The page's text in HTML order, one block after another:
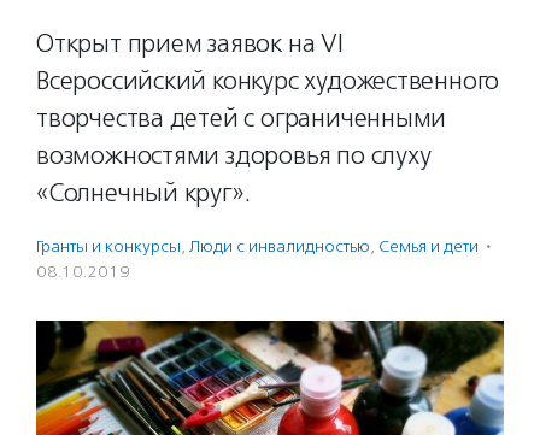
Открыт прием заявок на VI
Всероссийский конкурс художественного
творчества детей с ограниченными
возможностями здоровья по слуху
«Солнечный круг».
Гранты и конкурсы, Люди с инвалидностью, Семья и дети ·
08.10.2019